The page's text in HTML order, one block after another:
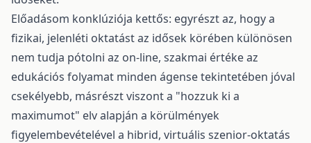
Előadásom konklúziója kettős: egyrészt az, hogy a
fizikai, jelenléti oktatást az idősek körében különösen
nem tudja pótolni az on-line, szakmai értéke az
edukációs folyamat minden ágense tekintetében jóval
csekélyebb, másrészt viszont a "hozzuk ki a
maximumot" elv alapján a körülmények
figyelembevételével a hibrid, virtuális szenior-oktatás